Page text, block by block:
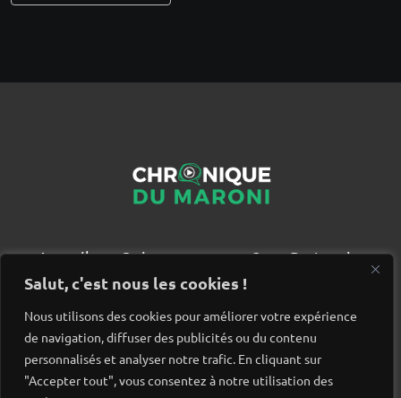
Salut, c'est nous les cookies !
Nous utilisons des cookies pour améliorer votre expérience
de navigation, diffuser des publicités ou du contenu
personnalisés et analyser notre trafic. En cliquant sur
"Accepter tout", vous consentez à notre utilisation des
Accueil Qui sommes nous ?
Partenaires
Contact